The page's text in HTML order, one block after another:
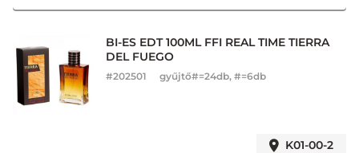
BI-ES EDT 100ML FFI REAL TIME TIERRA
DEL FUEGO
#202501 gyűjtő#=24db, #=6db
K01-00-2